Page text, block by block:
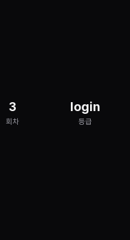
3
회차
login
등급